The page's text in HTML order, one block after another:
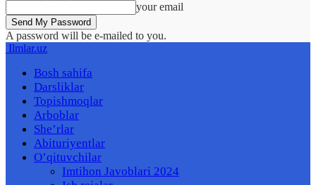
your email
A password will be e-mailed to you.
Ilmlar.uz
Bosh sahifa
Darsliklar
Topishmoqlar
Arboblar
She’rlar
Abituriyentlar
O’qituvchilar
Imtihon Javoblari 2024